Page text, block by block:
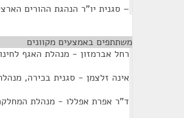
– סגנית יו"ר הנהגת ההורים
משתתפים באמצעים מקוונים
רחל אברמזון - מנהלת האגף
אינה זלצמן - סגנית בכירה,
ד"ר אפרת אפללו - מנהלת